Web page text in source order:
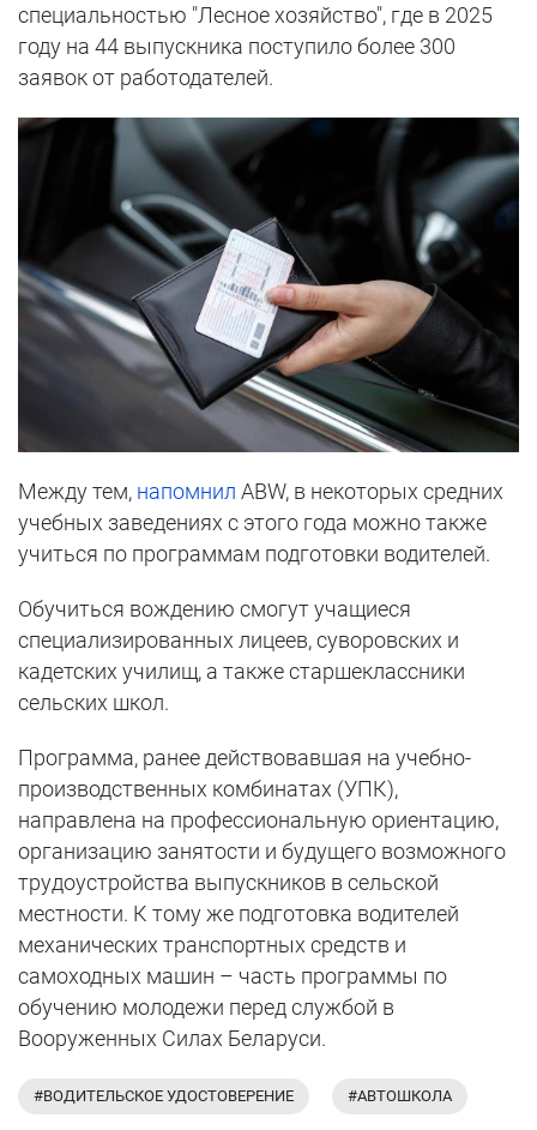
специальностью "Лесное хозяйство", где в 2025
году на 44 выпускника поступило более 300
заявок от работодателей.
Между тем, напомнил ABW, в некоторых средних
учебных заведениях с этого года можно также
учиться по программам подготовки водителей.
Обучиться вождению смогут учащиеся
специализированных лицеев, суворовских и
кадетских училищ, а также старшеклассники
сельских школ.
Программа, ранее действовавшая на учебно-
производственных комбинатах (УПК),
направлена на профессиональную ориентацию,
организацию занятости и будущего возможного
трудоустройства выпускников в сельской
местности. К тому же подготовка водителей
механических транспортных средств и
самоходных машин – часть программы по
обучению молодежи перед службой в
Вооруженных Силах Беларуси.
#ВОДИТЕЛЬСКОЕ УДОСТОВЕРЕНИЕ #АВТОШКОЛА